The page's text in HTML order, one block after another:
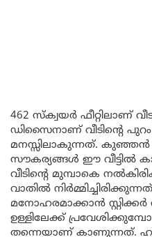
462 സ്ക്വയർ ഫീറ്റിലാണ്
ഡിസൈനാണ് വീടിന്റെ പുറം
മനസ്സിലാകുന്നത്. കുഞ്ഞൻ
സൗകര്യങ്ങൾ ഈ വീട്ടിൽ
വീടിന്റെ മുമ്പാകെ
വാതിൽ
മനോഹരമാക്കാൻ
ഉള്ളിലേക്ക്
തന്നെയാണ് കാണുന്നത്.